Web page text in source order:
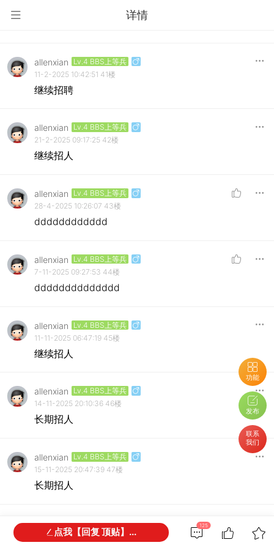
详情
功能
发布
联系
我们
allenxian
Lv.4 BBS上等兵
11-2-2025 10:42:51 41楼
继续招聘
allenxian
Lv.4 BBS上等兵
21-2-2025 09:17:25 42楼
继续招人
allenxian
Lv.4 BBS上等兵
28-4-2025 10:26:07 43楼
dddddddddddd
allenxian
Lv.4 BBS上等兵
7-11-2025 09:27:53 44楼
dddddddddddddd
allenxian
Lv.4 BBS上等兵
11-11-2025 06:47:19 45楼
继续招人
allenxian
Lv.4 BBS上等兵
14-11-2025 20:10:36 46楼
长期招人
allenxian
Lv.4 BBS上等兵
15-11-2025 20:47:39 47楼
长期招人
allenxian Lv.4 BBS上等兵
17-11-2025 19:58:15 48楼
125
点我【回复 顶贴】...